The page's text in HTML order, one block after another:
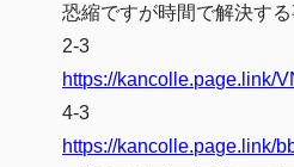
恐縮ですが時間で解決する
2-3
https://kancolle.page.link/
4-3
https://kancolle.page.link/